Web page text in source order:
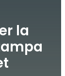
la